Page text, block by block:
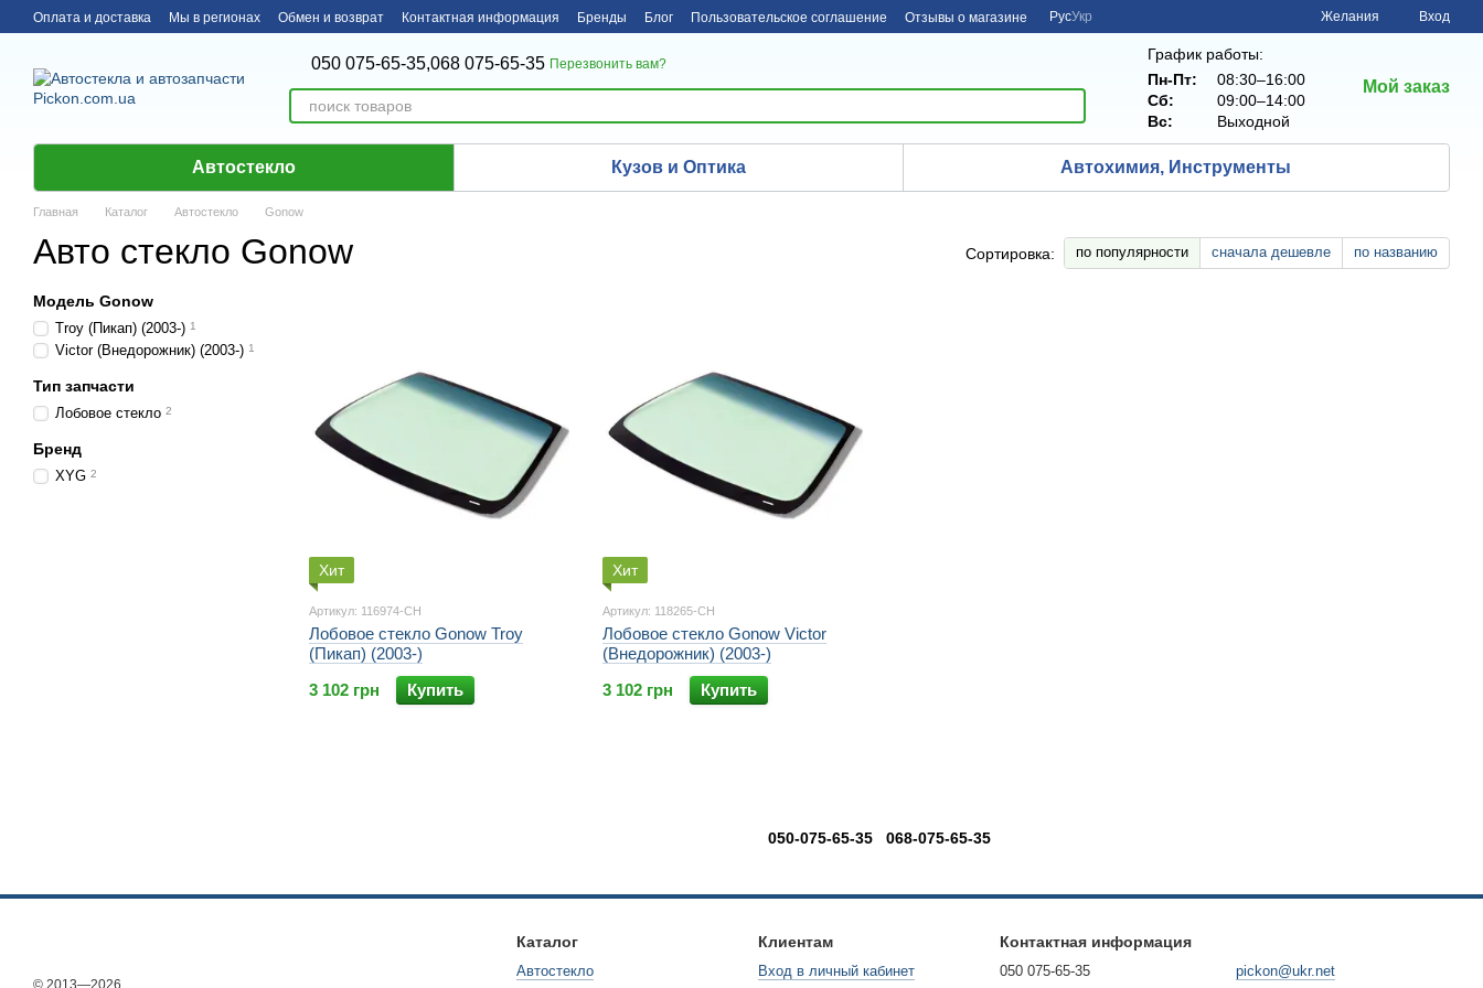
Перейти к основному контенту
Оплата и доставка Мы в регионах Обмен и возврат Контактная информация Бренды Блог Пользовательское соглашение Отзывы о магазине РусУкр Желания Вход
050 075-65-35,068 075-65-35 Перезвонить вам?
График работы:
Пн-Пт:
08:30–16:00
Сб:
09:00–14:00
Вс:
Выходной
Мой заказ
Автостекло Кузов и Оптика Автохимия, Инструменты
Главная Каталог Автостекло Gonow
Авто стекло Gonow Сортировка: по популярности сначала дешевле по названию
050-075-65-35 068-075-65-35
Хит
Артикул: 116974-CH
Лобовое стекло Gonow Troy
(Пикап) (2003-)
3 102 грн
Купить
Хит
Артикул: 118265-CH
Лобовое стекло Gonow Victor
(Внедорожник) (2003-)
3 102 грн
Купить
Модель Gonow
Troy (Пикап) (2003-) 1
Victor (Внедорожник) (2003-) 1
Тип запчасти
Лобовое стекло 2
Бренд
XYG 2
Каталог
Автостекло
Клиентам
Вход в личный кабинет
Контактная информация
050 075-65-35 pickon@ukr.net